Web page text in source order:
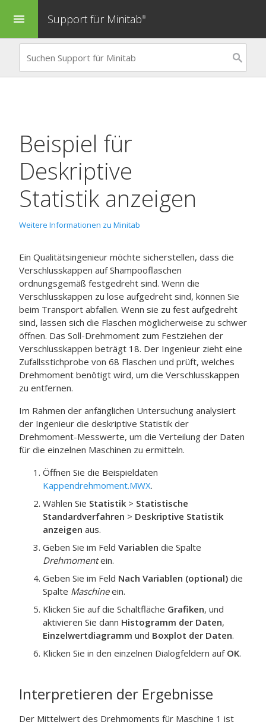
menu Support für Minitab®
Beispiel für
Deskriptive
Statistik anzeigen
Weitere Informationen zu Minitab
Ein Qualitätsingenieur möchte sicherstellen, dass die
Verschlusskappen auf Shampooflaschen
ordnungsgemäß festgedreht sind. Wenn die
Verschlusskappen zu lose aufgedreht sind, können Sie
beim Transport abfallen. Wenn sie zu fest aufgedreht
sind, lassen sich die Flaschen möglicherweise zu schwer
öffnen. Das Soll-Drehmoment zum Festziehen der
Verschlusskappen beträgt 18. Der Ingenieur zieht eine
Zufallsstichprobe von 68 Flaschen und prüft, welches
Drehmoment benötigt wird, um die Verschlusskappen
zu entfernen.
Im Rahmen der anfänglichen Untersuchung analysiert
der Ingenieur die deskriptive Statistik der
Drehmoment-Messwerte, um die Verteilung der Daten
für die einzelnen Maschinen zu ermitteln.
Öffnen Sie die Beispieldaten
Kappendrehmoment.MWX.
Wählen Sie Statistik > Statistische
Standardverfahren > Deskriptive Statistik
anzeigen aus.
Geben Sie im Feld Variablen die Spalte
Drehmomentein.
Geben Sie im Feld Nach Variablen (optional) die
Spalte Maschineein.
Klicken Sie auf die Schaltfläche Grafiken, und
aktivieren Sie dann Histogramm der Daten,
Einzelwertdiagramm und Boxplot der Daten.
Klicken Sie in den einzelnen Dialogfeldern auf OK.
Interpretieren der Ergebnisse
Der Mittelwert des Drehmoments für Maschine 1 ist